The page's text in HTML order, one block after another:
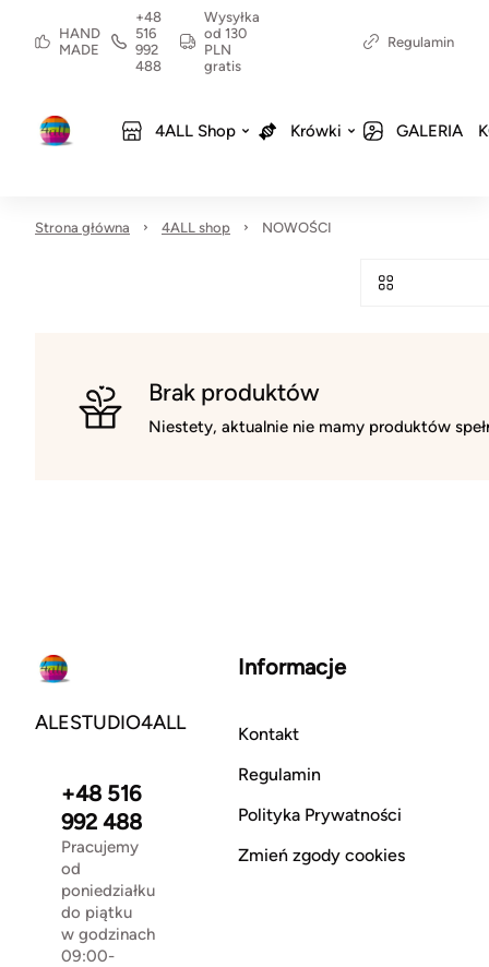
HAND
MADE
+48
516
992
488
Wysyłka
od 130
PLN
gratis
Regulamin
4ALL Shop Krówki GALERIA
Strona główna 4ALL shop NOWOŚCI
Brak produktów
Niestety, aktualnie nie mamy produktów
ALESTUDIO4ALL
+48 516
992 488
Pracujemy
od
poniedziałku
do piątku
w godzinach
09:00-
Informacje
Kontakt
Regulamin
Polityka Prywatności
Zmień zgody cookies